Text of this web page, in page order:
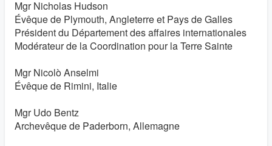
Mgr Nicholas Hudson
Évêque de Plymouth, Angleterre et Pays de Galles
Président du Département des affaires internationales
Modérateur de la Coordination pour la Terre Sainte
Mgr Nicolò Anselmi
Évêque de Rimini, Italie
Mgr Udo Bentz
Archevêque de Paderborn, Allemagne